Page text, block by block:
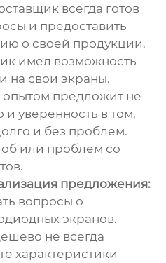
всегда готов
и предоставить
о своей продукции.
имел возможность
на свои экраны.
предложит не
и уверенность в том,
и без проблем.
или проблем со
предложения:
вопросы о
экранов.
не всегда
характеристики